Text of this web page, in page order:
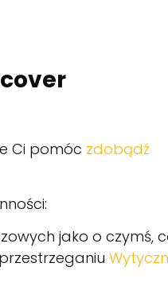
Ci pomóc zdobądź
jako o czymś,